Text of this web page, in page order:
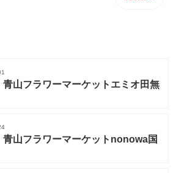
青山フラワーマーケットエミオ田無
青山フラワーマーケットnonowa国